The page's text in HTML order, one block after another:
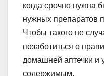
когда срочно нужна
нужных препаратов
Чтобы такого не
позаботиться о
домашней аптечки и
содержимым.